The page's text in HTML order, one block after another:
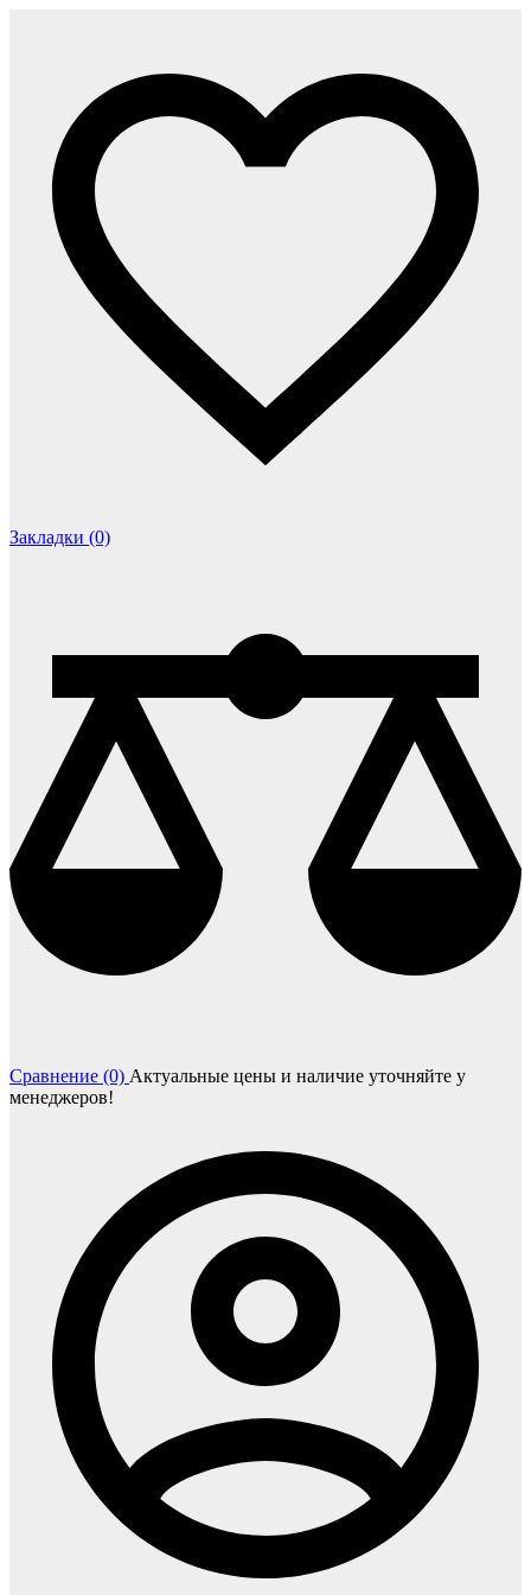
Закладки (0)
Сравнение (0) Актуальные цены и наличие уточняйте у
менеджеров!